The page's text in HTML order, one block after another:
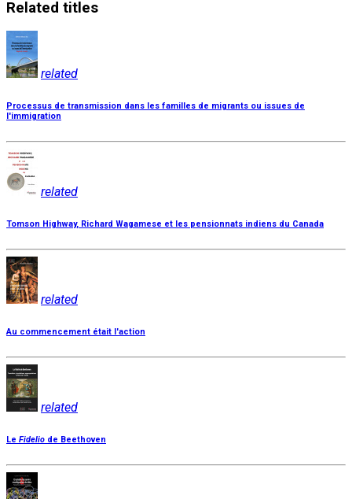
Related titles
related
Processus de transmission dans les familles de migrants ou issues de
l'immigration
related
Tomson Highway, Richard Wagamese et les pensionnats indiens du Canada
related
Au commencement était l'action
related
Le Fidelio de Beethoven